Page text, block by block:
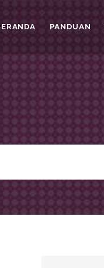
PANDUAN